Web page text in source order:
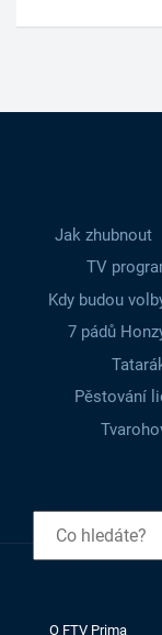
Jak zhubnout
TV
Kdy budou
7 pádů
Pěstování
O FTV Prima